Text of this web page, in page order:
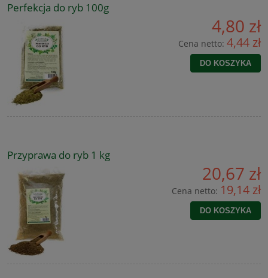
Perfekcja do ryb 100g
4,80 zł
Cena netto: 4,44 zł
DO KOSZYKA
Przyprawa do ryb 1 kg
20,67 zł
Cena netto: 19,14 zł
DO KOSZYKA